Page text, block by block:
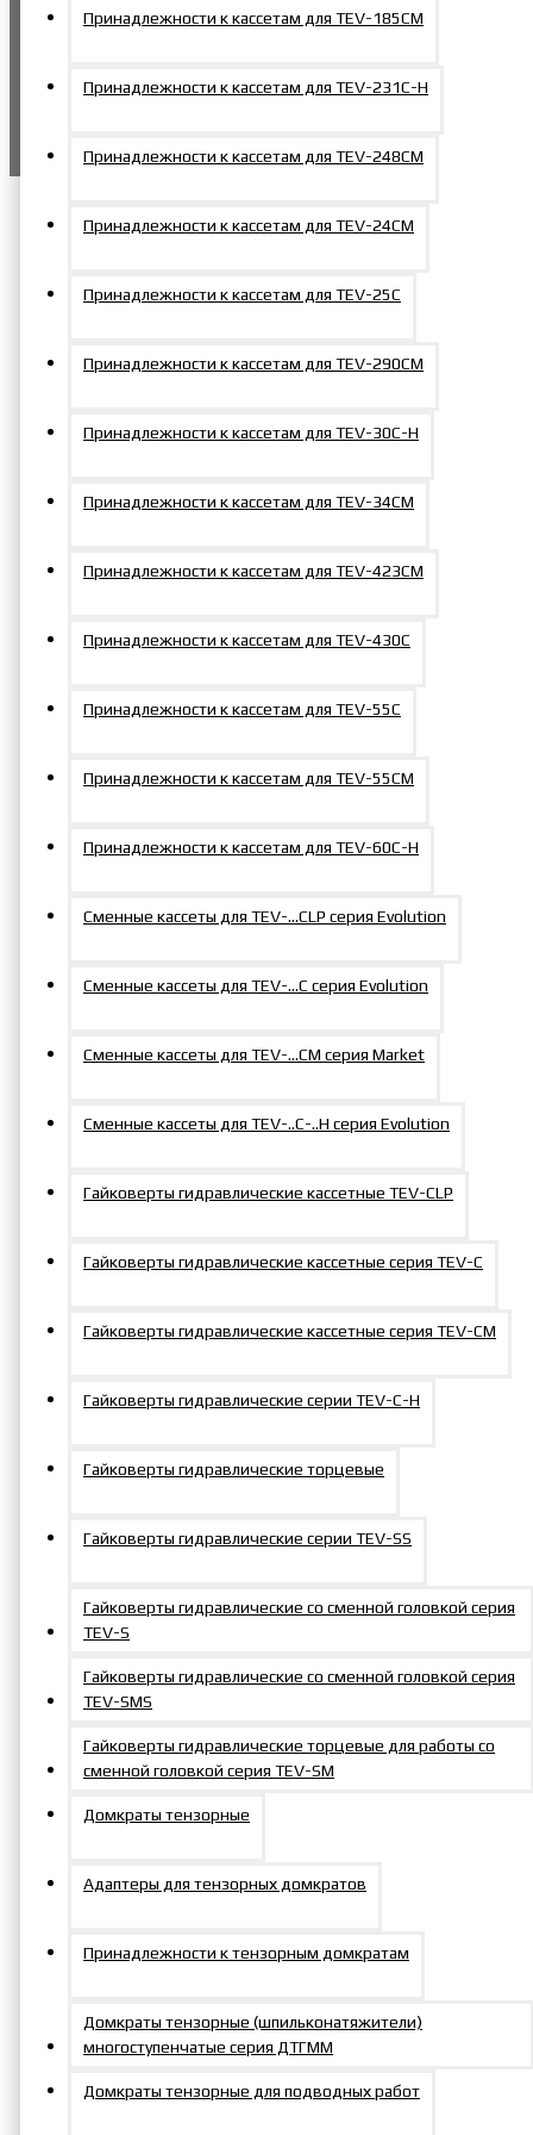
Принадлежности к кассетам для TEV-185СM
Принадлежности к кассетам для TEV-231С-Н
Принадлежности к кассетам для TEV-248СM
Принадлежности к кассетам для TEV-24CМ
Принадлежности к кассетам для TEV-25C
Принадлежности к кассетам для TEV-290СM
Принадлежности к кассетам для TEV-30С-Н
Принадлежности к кассетам для TEV-34CМ
Принадлежности к кассетам для TEV-423СM
Принадлежности к кассетам для TEV-430C
Принадлежности к кассетам для TEV-55C
Принадлежности к кассетам для TEV-55СM
Принадлежности к кассетам для TEV-60С-Н
Сменные кассеты для TEV-…CLP серия Evolution
Сменные кассеты для TEV-...C серия Evolution
Сменные кассеты для TEV-...СM серия Market
Сменные кассеты для TEV-..C-..H серия Evolution
Гайковерты гидравлические кассетные TEV-CLP
Гайковерты гидравлические кассетные серия TEV-C
Гайковерты гидравлические кассетные серия TEV-СM
Гайковерты гидравлические серии TEV-C-H
Гайковерты гидравлические торцевые
Гайковерты гидравлические серии TEV-SS
Гайковерты гидравлические со сменной головкой серия
TEV-S
Гайковерты гидравлические со сменной головкой серия
TEV-SMS
Гайковерты гидравлические торцевые для работы со
сменной головкой серия TEV-SM
Домкраты тензорные
Адаптеры для тензорных домкратов
Принадлежности к тензорным домкратам
Домкраты тензорные (шпильконатяжители)
многоступенчатые серия ДТГММ
Домкраты тензорные для подводных работ
Этот сайт использует файлы cookie. Оставаясь на
согласие на использование персональных данных